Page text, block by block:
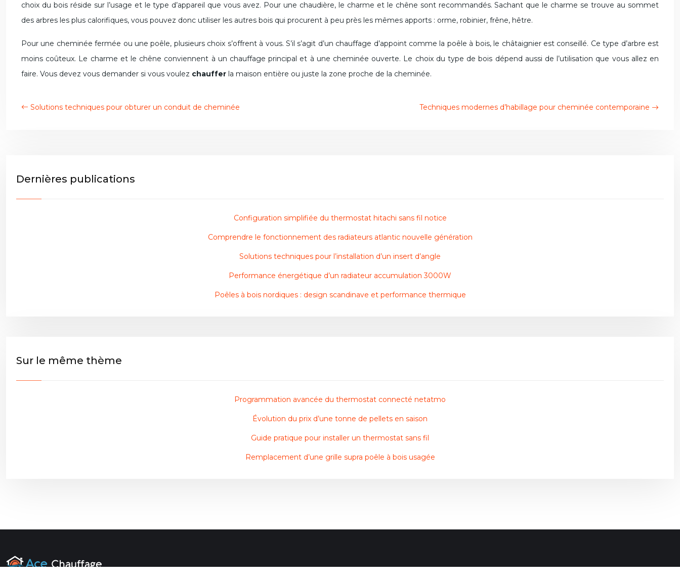
choix du bois réside sur l’usage et le type d’appareil que vous avez. Pour une chaudière, le charme et le chêne sont recommandés. Sachant que le charme se trouve au sommet
des arbres les plus calorifiques, vous pouvez donc utiliser les autres bois qui procurent à peu près les mêmes apports : orme, robinier, frêne, hêtre.
Pour une cheminée fermée ou une poêle, plusieurs choix s’offrent à vous. S’il s’agit d’un chauffage d’appoint comme la poêle à bois, le châtaignier est conseillé. Ce type d’arbre est
moins coûteux. Le charme et le chêne conviennent à un chauffage principal et à une cheminée ouverte. Le choix du type de bois dépend aussi de l’utilisation que vous allez en
faire. Vous devez vous demander si vous voulez chauffer la maison entière ou juste la zone proche de la cheminée.
Solutions techniques pour obturer un conduit de cheminée Techniques modernes d’habillage pour cheminée contemporaine
Dernières publications
Configuration simplifiée du thermostat hitachi sans fil notice
Comprendre le fonctionnement des radiateurs atlantic nouvelle génération
Solutions techniques pour l’installation d’un insert d’angle
Performance énergétique d’un radiateur accumulation 3000W
Poêles à bois nordiques : design scandinave et performance thermique
Sur le même thème
Programmation avancée du thermostat connecté netatmo
Évolution du prix d’une tonne de pellets en saison
Guide pratique pour installer un thermostat sans fil
Remplacement d’une grille supra poêle à bois usagée